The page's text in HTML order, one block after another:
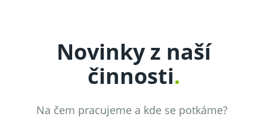
Novinky z naší
činnosti.
Na čem pracujeme a kde se potkáme?